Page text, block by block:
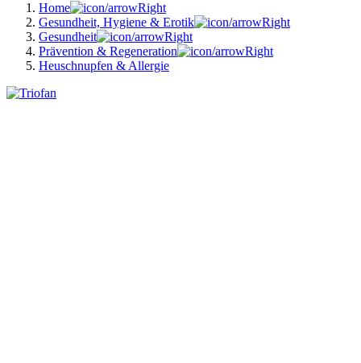
Home
Gesundheit, Hygiene & Erotik
Gesundheit
Prävention & Regeneration
Heuschnupfen & Allergie